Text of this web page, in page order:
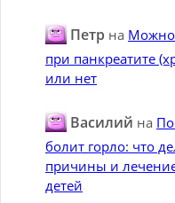
Петр на Можно
при панкреатите
или нет
Василий на
болит горло: что
причины и
детей